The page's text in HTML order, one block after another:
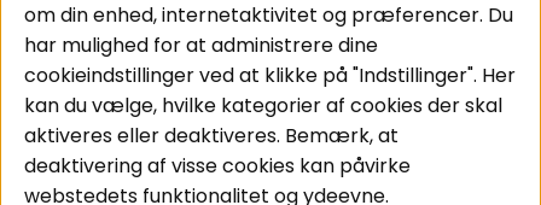
Områder
Bilstereo
Hjemmestereo
S
g på din bil
Følg os
Instagram
Facebook
Youtube
om din enhed, internetaktivitet og præferencer. Du
har mulighed for at administrere dine
cookieindstillinger ved at klikke på "Indstillinger". Her
kan du vælge, hvilke kategorier af cookies der skal
aktiveres eller deaktiveres. Bemærk, at
deaktivering af visse cookies kan påvirke
webstedets funktionalitet og ydeevne.